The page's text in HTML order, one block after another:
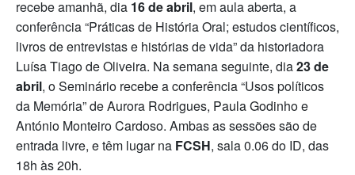
recebe amanhã, dia 16 de abril, em aula aberta, a
conferência “Práticas de História Oral; estudos científicos,
livros de entrevistas e histórias de vida” da historiadora
Luísa Tiago de Oliveira. Na semana seguinte, dia23 de
abril, o Seminário recebe a conferência “Usos políticos
da Memória” de Aurora Rodrigues, Paula Godinho e
António Monteiro Cardoso. Ambas as sessões são de
entrada livre, e têm lugar na FCSH, sala 0.06 do ID, das
18h às 20h.